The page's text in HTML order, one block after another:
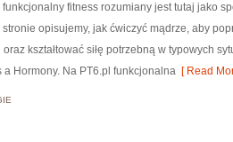
funkcjonalny fitness rozumiany jest tutaj jako
stronie opisujemy, jak ćwiczyć mądrze, aby
kształtować siłę potrzebną w typowych
Hormony. Na PT6.pl funkcjonalna [ Read